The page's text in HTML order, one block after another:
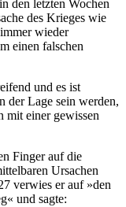
den letzten Wochen
des Krieges wie
wieder
einen falschen
und es ist
der Lage sein werden,
mit einer gewissen
Finger auf die
Ursachen
verwies er auf »den
und sagte: